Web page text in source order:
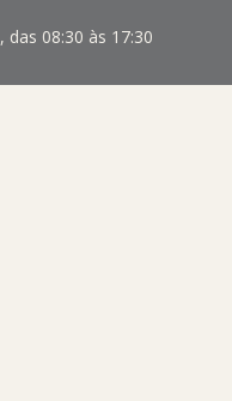
08:30 às 17:30